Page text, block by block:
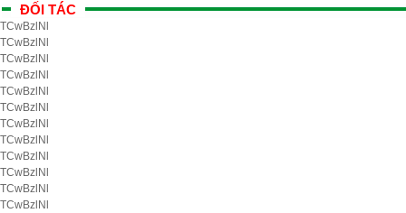
ĐỐI TÁC
TCwBzlNl
TCwBzlNl
TCwBzlNl
TCwBzlNl
TCwBzlNl
TCwBzlNl
TCwBzlNl
TCwBzlNl
TCwBzlNl
TCwBzlNl
TCwBzlNl
TCwBzlNl